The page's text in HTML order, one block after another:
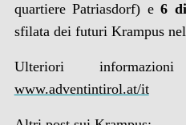
quartiere Patriasdorf) e6
sfilata dei futuri Krampus
Ulteriori
www.adventintirol.at/it